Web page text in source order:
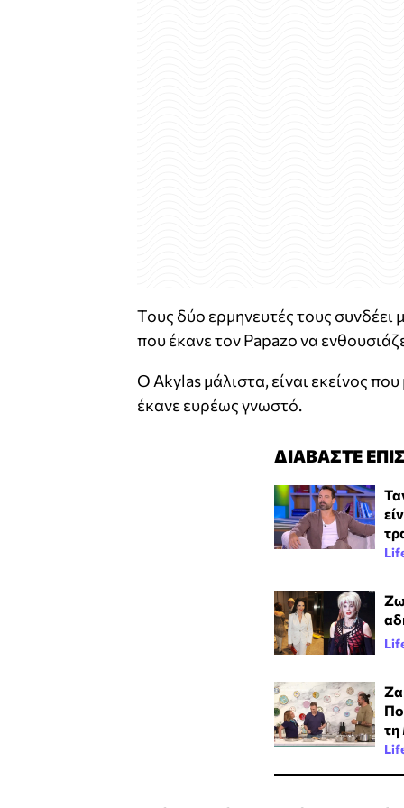
Τους δύο ερμηνευτές τους συνδέει
που έκανε τον Papazo να
Ο Akylas μάλιστα, είναι εκείνος
έκανε ευρέως γνωστό.
ΔΙΑΒΑΣΤΕ
τη